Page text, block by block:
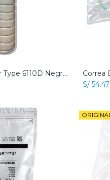
Cart
Cartucho De Tóner Type 6110D Negro Original Ricoh
S/54.47
ORIGINAL